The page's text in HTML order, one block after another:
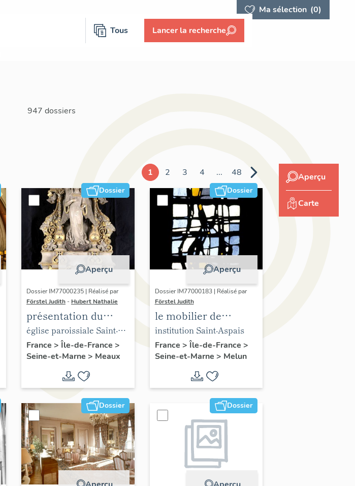
Ma sélection (0)
Tous Lancer la recherche
947 dossiers
1 2 3 4 ... 48
Dossier
Aperçu
Dossier IM77000235 | Réalisé par
Förstel Judith - Hubert Nathalie
présentation du
mobilier de l'église
Saint-Nicolas de
Meaux
église paroissiale Saint-
Nicolas de Meaux
France > Île-de-France >
Seine-et-Marne > Meaux
Dossier
Aperçu
Dossier IM77000183 | Réalisé par
Förstel Judith
le mobilier de
l'Institution Saint-
Aspais
institution Saint-Aspais
France > Île-de-France >
Seine-et-Marne > Melun
Dossier Dossier
Aperçu
Carte